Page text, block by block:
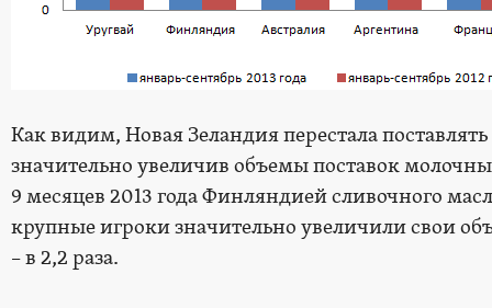
Как видим, Новая Зеландия перестала
значительно увеличив объемы поставок
9 месяцев 2013 года Финляндией сливочного
крупные игроки значительно увеличили свои
– в 2,2 раза.